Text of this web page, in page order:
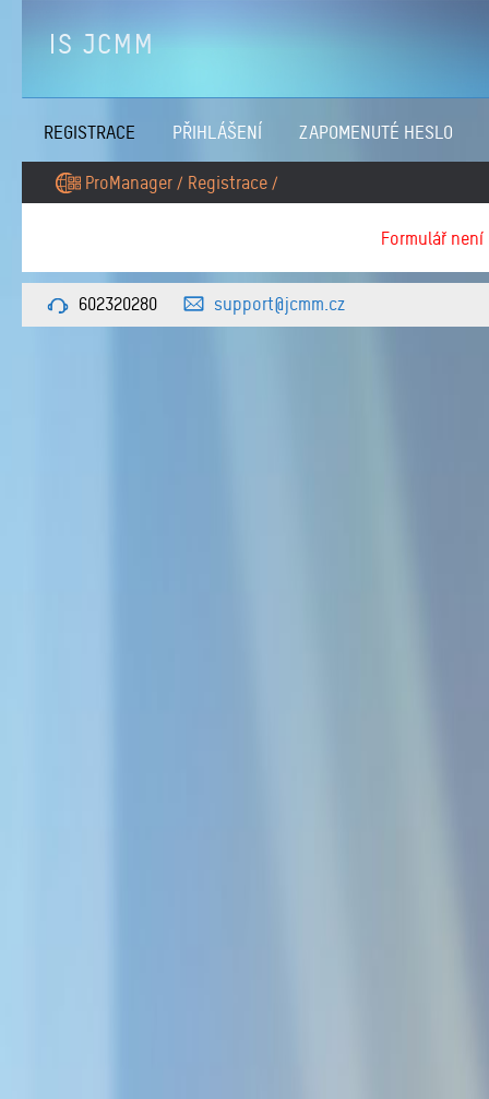
IS JCMM
REGISTRACE PŘIHLÁŠENÍ ZAPOMENUTÉ HESLO
ProManager / Registrace /
Formulář
602320280 support@jcmm.cz